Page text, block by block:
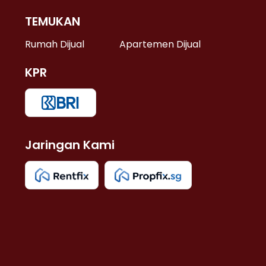
TEMUKAN
Rumah Dijual Apartemen Dijual
KPR
Jaringan Kami